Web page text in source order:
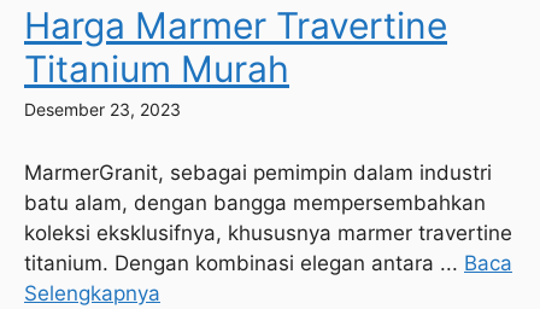
Harga Marmer Travertine
Titanium Murah
Desember 23, 2023
MarmerGranit, sebagai pemimpin dalam industri
batu alam, dengan bangga mempersembahkan
koleksi eksklusifnya, khususnya marmer travertine
titanium. Dengan kombinasi elegan antara ... Baca
Selengkapnya